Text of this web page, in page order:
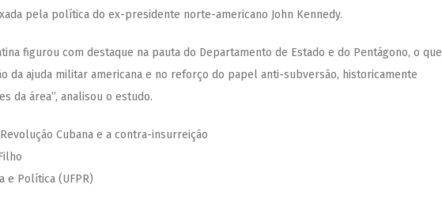
pela política do ex-presidente norte-americano John Kennedy.
figurou com destaque na pauta do Departamento de Estado e do Pentágono, o que
da ajuda militar americana e no reforço do papel anti-subversão, historicamente
da área”, analisou o estudo.
Cubana e a contra-insurreição
e Política (UFPR)